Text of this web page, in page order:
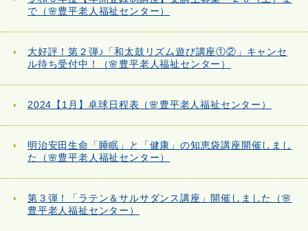
で（🌸豊平老人福祉センター）
大好評！第２弾♪「和太鼓リズム遊び講座①②」キャンセ
ル待ち受付中！（🌸豊平老人福祉センター）
2024【1月】卓球日程表（🌸豊平老人福祉センター）
明治安田生命「睡眠」と「健康」の知恵袋講座開催しまし
た（🌸豊平老人福祉センター）
第３弾！「ラテン＆サルサダンス講座」開催しました（🌸
豊平老人福祉センター）